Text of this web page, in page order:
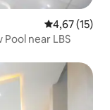
4,67 de uma
4,67 (15)
near LBS